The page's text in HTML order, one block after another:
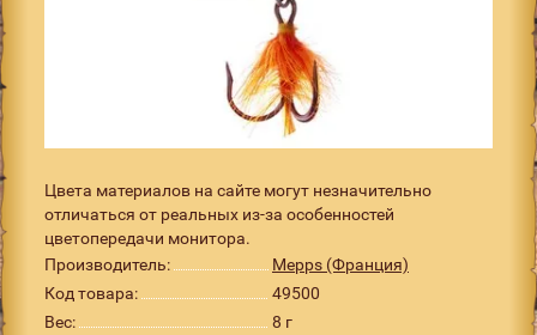
Цвета материалов на сайте могут незначительно
отличаться от реальных из-за особенностей
цветопередачи монитора.
Производитель:
Mepps (Франция)
Код товара:
49500
Вес:
8 г